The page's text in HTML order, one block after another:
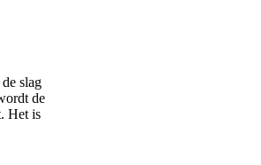
slag
de
Het is